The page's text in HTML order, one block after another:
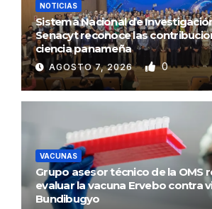
NOTICIAS
Sistema Nacional de
Senacyt reconoce las
ciencia panameña
AGOSTO 7, 2026 0
VACUNAS
Grupo asesor técnico de la OMS
evaluar la vacuna Ervebo contra
Bundibugyo